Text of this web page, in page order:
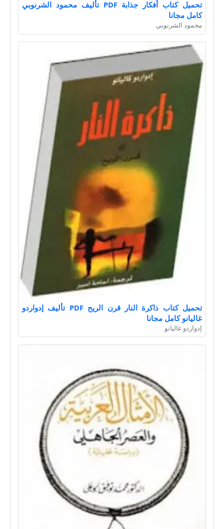
تحميل كتاب أفكار جذابة PDF تأليف محمود الشرنوبي
كامل مجانا
محمود الشرنوبي
تحميل كتاب ذاكرة النار قرن الريح PDF تأليف إدواردو
غاليانو كامل مجانا
إدواردو غاليانو